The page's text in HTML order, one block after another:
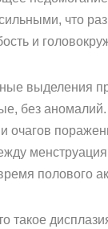
что
и
выделения
без
очагов
полового
такое